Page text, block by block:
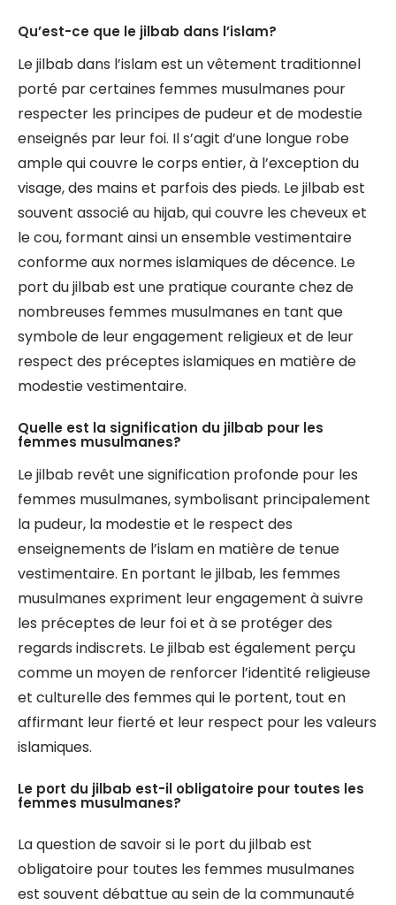
Qu’est-ce que le jilbab dans l’islam?
Le jilbab dans l’islam est un vêtement traditionnel
porté par certaines femmes musulmanes pour
respecter les principes de pudeur et de modestie
enseignés par leur foi. Il s’agit d’une longue robe
ample qui couvre le corps entier, à l’exception du
visage, des mains et parfois des pieds. Le jilbab est
souvent associé au hijab, qui couvre les cheveux et
le cou, formant ainsi un ensemble vestimentaire
conforme aux normes islamiques de décence. Le
port du jilbab est une pratique courante chez de
nombreuses femmes musulmanes en tant que
symbole de leur engagement religieux et de leur
respect des préceptes islamiques en matière de
modestie vestimentaire.
Quelle est la signification du jilbab pour les
femmes musulmanes?
Le jilbab revêt une signification profonde pour les
femmes musulmanes, symbolisant principalement
la pudeur, la modestie et le respect des
enseignements de l’islam en matière de tenue
vestimentaire. En portant le jilbab, les femmes
musulmanes expriment leur engagement à suivre
les préceptes de leur foi et à se protéger des
regards indiscrets. Le jilbab est également perçu
comme un moyen de renforcer l’identité religieuse
et culturelle des femmes qui le portent, tout en
affirmant leur fierté et leur respect pour les valeurs
islamiques.
Le port du jilbab est-il obligatoire pour toutes les
femmes musulmanes?
La question de savoir si le port du jilbab est
obligatoire pour toutes les femmes musulmanes
est souvent débattue au sein de la communauté